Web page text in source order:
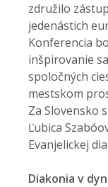
združilo
jedenástich
Konferencia
inšpirovanie
spoločných
mestskom
Za Slovensko
Ľubica
Evanjelickej
Diakonia v